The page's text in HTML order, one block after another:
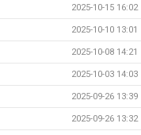
2025-10-15 16:02
2025-10-10 13:01
2025-10-08 14:21
2025-10-03 14:03
2025-09-26 13:39
2025-09-26 13:32